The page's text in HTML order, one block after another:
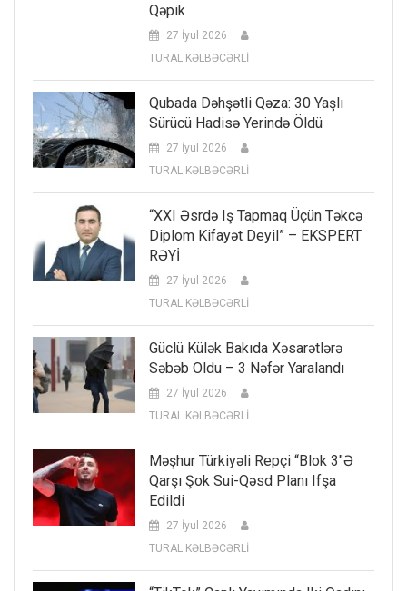
Qəpik
27 İyul 2026
TURAL KƏLBƏCƏRLİ
Qubada Dəhşətli Qəza: 30 Yaşlı
Sürücü Hadisə Yerində Öldü
27 İyul 2026
TURAL KƏLBƏCƏRLİ
“XXI Əsrdə Iş Tapmaq Üçün Təkcə
Diplom Kifayət Deyil” – EKSPERT
RƏYİ
27 İyul 2026
TURAL KƏLBƏCƏRLİ
Güclü Külək Bakıda Xəsarətlərə
Səbəb Oldu – 3 Nəfər Yaralandı
27 İyul 2026
TURAL KƏLBƏCƏRLİ
Məşhur Türkiyəli Repçi “Blok 3″ə
Qarşı Şok Sui-Qəsd Planı Ifşa
Edildi
27 İyul 2026
TURAL KƏLBƏCƏRLİ